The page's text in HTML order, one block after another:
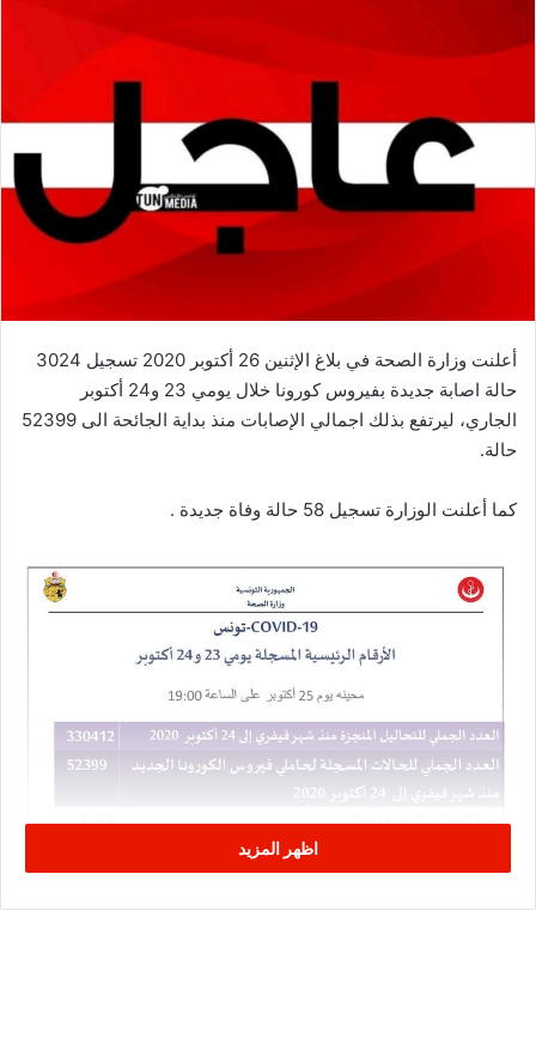
أعلنت وزارة الصحة في بلاغ الإثنين 26 أكتوبر 2020 تسجيل 3024
حالة اصابة جديدة بفيروس كورونا خلال يومي 23 و24 أكتوبر
الجاري، ليرتفع بذلك اجمالي الإصابات منذ بداية الجائحة الى 52399
حالة.
كما أعلنت الوزارة تسجيل 58 حالة وفاة جديدة .
اظهر المزيد